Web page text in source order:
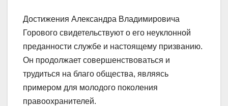
Достижения Александра Владимировича
Горового свидетельствуют о его неуклонной
преданности службе и настоящему призванию.
Он продолжает совершенствоваться и
трудиться на благо общества, являясь
примером для молодого поколения
правоохранителей.